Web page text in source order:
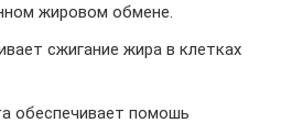
жировом обмене.
сжигание жира в клетках
обеспечивает помошь